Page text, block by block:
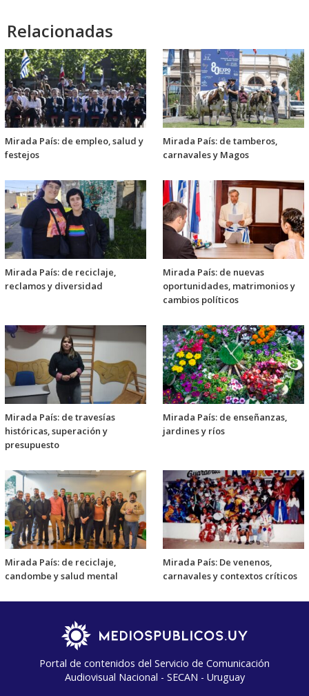
Relacionadas
Mirada País: de empleo, salud y
festejos
Mirada País: de tamberos,
carnavales y Magos
Mirada País: de reciclaje,
reclamos y diversidad
Mirada País: de nuevas
oportunidades, matrimonios y
cambios políticos
Mirada País: de travesías
históricas, superación y
presupuesto
Mirada País: de enseñanzas,
jardines y ríos
Mirada País: de reciclaje,
candombe y salud mental
Mirada País: De venenos,
carnavales y contextos críticos
Portal de contenidos del Servicio de Comunicación
Audiovisual Nacional - SECAN - Uruguay